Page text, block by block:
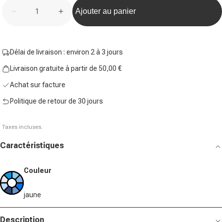
Diminuer la quantité pour 24 Tubes de 3 Team Padel
Augmenter la quantité pour 24 Tubes de
Ajouter au panier
Délai de livraison : environ 2 à 3 jours
Livraison gratuite à partir de 50,00 €
Achat sur facture
Politique de retour de 30 jours
Taxes incluses.
Caractéristiques
Couleur
jaune
Description